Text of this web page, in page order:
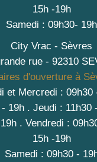
15h -19h
Samedi : 09h30- 19h
City Vrac - Sèvres
rue - 92310
d'ouverture à
et Mercredi : 09h30
- 19h . Jeudi : 11h30
. Vendredi :
15h -19h
Samedi : 09h30 -